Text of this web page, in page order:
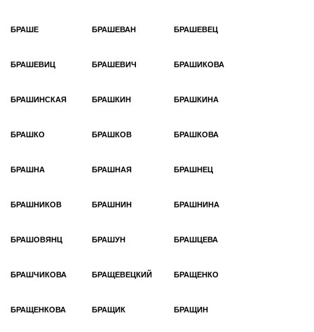
БРАШЕ БРАШЕВАН БРАШЕВЕЦ
БРАШЕВИЦ БРАШЕВИЧ БРАШИКОВА
БРАШИНСКАЯ БРАШКИН БРАШКИНА
БРАШКО БРАШКОВ БРАШКОВА
БРАШНА БРАШНАЯ БРАШНЕЦ
БРАШНИКОВ БРАШНИН БРАШНИНА
БРАШОВЯНЦ БРАШУН БРАШЦЕВА
БРАШЧИКОВА БРАЩЕВЕЦКИЙ БРАЩЕНКО
БРАЩЕНКОВА БРАЩИК БРАЩИН